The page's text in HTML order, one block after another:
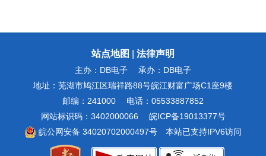
站点地图 法律声明
主办：DB电子
承办：DB电子
地址：芜湖市鸠江区瑞祥路88号皖江财富广场C1座9楼
邮编：241000
电话：05533887852
网站标识码：3402000066
皖ICP备19013377号
皖公网安备 34020702000497号
本站已支持IPV6访问